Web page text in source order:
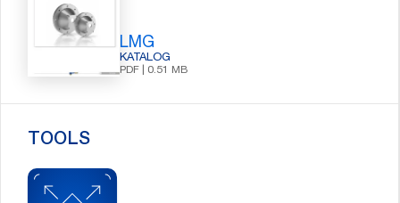
LMG
KATALOG
PDF | 0.51 MB
TOOLS